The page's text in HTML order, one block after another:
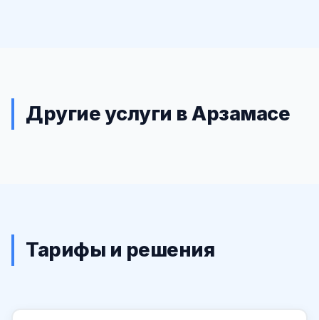
Другие услуги в Арзамасе
Тарифы и решения